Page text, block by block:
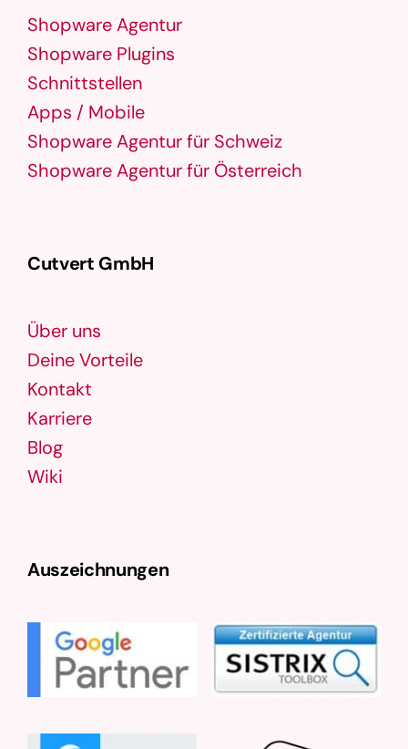
Shopware Agentur
Shopware Plugins
Schnittstellen
Apps / Mobile
Shopware Agentur für Schweiz
Shopware Agentur für Österreich
Cutvert GmbH
Über uns
Deine Vorteile
Kontakt
Karriere
Blog
Wiki
Auszeichnungen